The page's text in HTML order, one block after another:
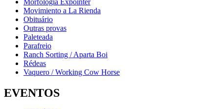
Morfologia Expointer
Movimiento a La Rienda
Obituário
Outras provas
Paleteada
Parafreio
Ranch Sorting / Aparta Boi
Rédeas
Vaquero / Working Cow Horse
EVENTOS